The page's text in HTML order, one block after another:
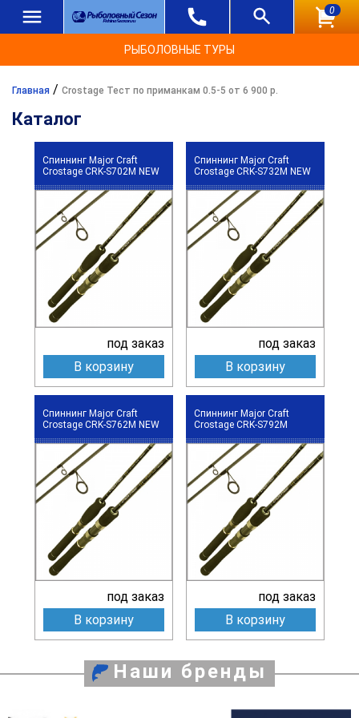
0
РЫБОЛОВНЫЕ ТУРЫ
Главная / Crostage Тест по приманкам 0.5-5 от 6 900 р.
Каталог
Спиннинг Major Craft
Crostage CRK-S702M NEW
под заказ
В корзину
Спиннинг Major Craft
Crostage CRK-S732M NEW
под заказ
В корзину
Спиннинг Major Craft
Crostage CRK-S762M NEW
под заказ
В корзину
Спиннинг Major Craft
Crostage CRK-S792M
под заказ
В корзину
Наши бренды